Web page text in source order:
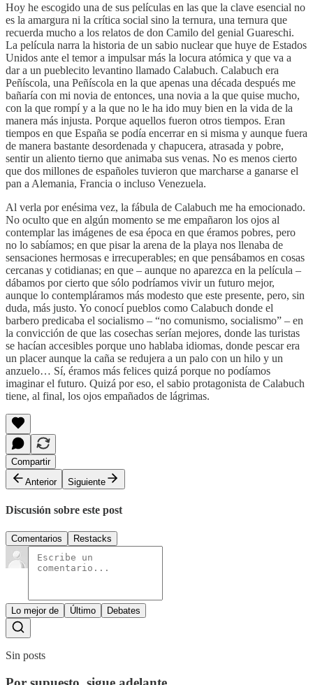
Hoy he escogido una de sus películas en las que la clave esencial no
es la amargura ni la crítica social sino la ternura, una ternura que
recuerda mucho a los relatos de don Camilo del genial Guareschi.
La película narra la historia de un sabio nuclear que huye de Estados
Unidos ante el temor a impulsar más la locura atómica y que va a
dar a un pueblecito levantino llamado Calabuch. Calabuch era
Peñíscola, una Peñíscola en la que apenas una década después me
bañaría con mi novia de entonces, una novia a la que quise mucho,
con la que rompí y a la que no le ha ido muy bien en la vida de la
manera más injusta. Porque aquellos fueron otros tiempos. Eran
tiempos en que España se podía encerrar en si misma y aunque fuera
de manera bastante desordenada y chapucera, atrasada y pobre,
sentir un aliento tierno que animaba sus venas. No es menos cierto
que dos millones de españoles tuvieron que marcharse a ganarse el
pan a Alemania, Francia o incluso Venezuela.
Al verla por enésima vez, la fábula de Calabuch me ha emocionado.
No oculto que en algún momento se me empañaron los ojos al
contemplar las imágenes de esa época en que éramos pobres, pero
no lo sabíamos; en que pisar la arena de la playa nos llenaba de
sensaciones hermosas e irrecuperables; en que pensábamos en cosas
cercanas y cotidianas; en que – aunque no aparezca en la película –
dábamos por cierto que sólo podríamos vivir un futuro mejor,
aunque lo contempláramos más modesto que este presente, pero, sin
duda, más justo. Yo conocí pueblos como Calabuch donde el
barbero predicaba el socialismo – “no comunismo, socialismo” – en
la convicción de que las cosechas serían mejores, donde las turistas
se hacían accesibles porque uno hablaba idiomas, donde pescar era
un placer aunque la caña se redujera a un palo con un hilo y un
anzuelo… Sí, éramos más felices quizá porque no podíamos
imaginar el futuro. Quizá por eso, el sabio protagonista de Calabuch
tiene, al final, los ojos empañados de lágrimas.
Compartir
Anterior
Siguiente
Discusión sobre este post
Comentarios Restacks
Lo mejor de Último Debates
Sin posts